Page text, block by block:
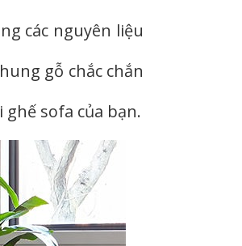
các nguyên liệu
gỗ chắc chắn
sofa của bạn.